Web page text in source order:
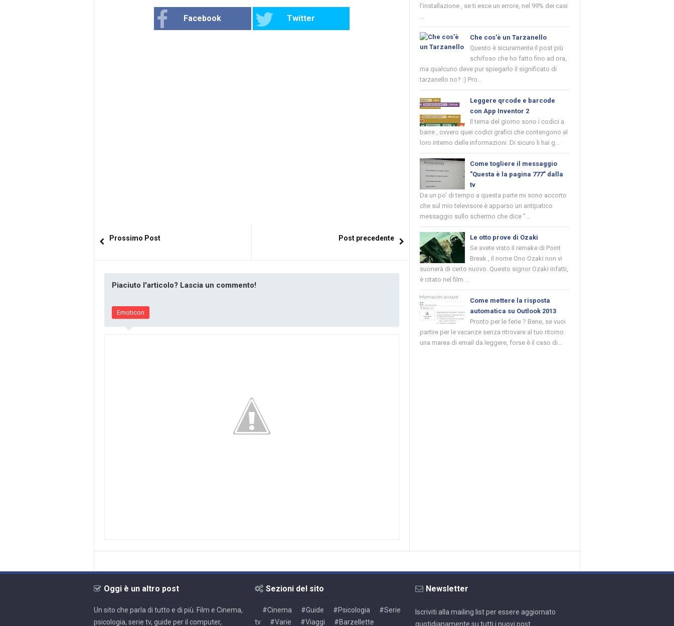
Facebook Twitter
Prossimo Post Post precedente
Piaciuto l'articolo? Lascia un commento!
Emoticon
l'installazione , se ti esce un errore, nel 99% dei casi
...
Che cos'è un Tarzanello
Questo è sicuramente il post più
schifoso che ho fatto fino ad ora,
ma qualcuno deve pur spiegarlo il significato di
tarzanello no? :) Pro...
Leggere qrcode e barcode
con App Inventor 2
Il tema del giorno sono i codici a
barre , ovvero quei codici grafici che contengono al
loro interno delle informazioni. Di sicuro li hai g...
Come togliere il messaggio
"Questa è la pagina 777" dalla
tv
Da un po' di tempo a questa parte mi sono accorto
che sul mio televisore è apparso un antipatico
messaggio sullo schermo che dice "...
Le otto prove di Ozaki
Se avete visto il remake di Point
Break , il nome Ono Ozaki non vi
suonerà di certo nuovo. Questo signor Ozaki infatti,
è citato nel film ...
Come mettere la risposta
automatica su Outlook 2013
Pronto per le ferie ? Bene, se vuoi
partire per le vacanze senza ritrovare al tuo ritorno
una marea di email da leggere, forse è il caso di...
Oggi è un altro post
Un sito che parla di tutto e di più. Film e Cinema,
psicologia, serie tv, guide per il computer,
Sezioni del sito
#Cinema #Guide #Psicologia
#Serie
tv
#Varie #Viaggi #Barzellette
Newsletter
Iscriviti alla mailing list per essere aggiornato
quotidianamente su tutti i nuovi post